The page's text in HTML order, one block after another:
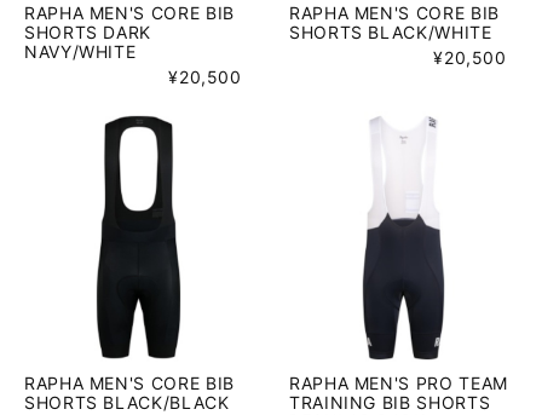
RAPHA MEN'S CORE BIB
SHORTS DARK
NAVY/WHITE
¥20,500
RAPHA MEN'S CORE BIB
SHORTS BLACK/WHITE
¥20,500
RAPHA MEN'S CORE BIB
SHORTS BLACK/BLACK
RAPHA MEN'S PRO TEAM
TRAINING BIB SHORTS